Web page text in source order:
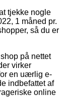
tjekke nogle
1 måned pr.
så du er
på nettet
virker
en uærlig e-
indbefattet af
online